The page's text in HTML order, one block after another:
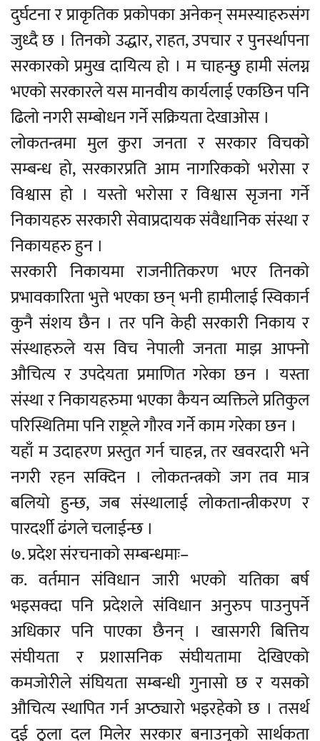
दुर्घटना र प्राकृतिक प्रकोपका अनेकन् समस्याहरुसंग
जुध्दै छ । तिनको उद्धार, राहत, उपचार र पुनर्स्थापना
सरकारको प्रमुख दायित्य हो । म चाहन्छु हामी संलग्न
भएको सरकारले यस मानवीय कार्यलाई एकछिन पनि
ढिलो नगरी सम्बोधन गर्ने सक्रियता देखाओस ।
लोकतन्त्रमा मुल कुरा जनता र सरकार विचको
सम्बन्ध हो, सरकारप्रति आम नागरिकको भरोसा र
विश्वास हो । यस्तो भरोसा र विश्वास सृजना गर्ने
निकायहरु सरकारी सेवाप्रदायक संवैधानिक संस्था र
निकायहरु हुन ।
सरकारी निकायमा राजनीतिकरण भएर तिनको
प्रभावकारिता भुत्ते भएका छन् भनी हामीलाई स्विकार्न
कुनै संशय छैन । तर पनि केही सरकारी निकाय र
संस्थाहरुले यस विच नेपाली जनता माझ आफ्नो
औचित्य र उपदेयता प्रमाणित गरेका छन । यस्ता
संस्था र निकायहरुमा भएका कैयन व्यक्तिले प्रतिकुल
परिस्थितिमा पनि राष्ट्रले गौरव गर्ने काम गरेका छन ।
यहाँ म उदाहरण प्रस्तुत गर्न चाहन्न, तर खवरदारी भने
नगरी रहन सक्दिन । लोकतन्त्रको जग तव मात्र
बलियो हुन्छ, जब संस्थालाई लोकतान्त्रीकरण र
पारदर्शी ढंगले चलाईन्छ ।
७. प्रदेश संरचनाको सम्बन्धमाः–
क. वर्तमान संविधान जारी भएको यतिका बर्ष
भइसक्दा पनि प्रदेशले संविधान अनुरुप पाउनुपर्ने
अधिकार पनि पाएका छैनन् । खासगरी बित्तिय
संघीयता र प्रशासनिक संघीयतामा देखिएको
कमजोरीले संघियता सम्बन्धी गुनासो छ र यसको
औचित्य स्थापित गर्न अप्ठ्यारो भइरहेको छ । तसर्थ
दुई ठुला दल मिलेर सरकार बनाउनुको सार्थकता